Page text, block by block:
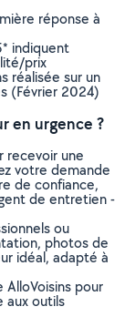
réponse à
indiquent
prix
réalisée sur un
(Février 2024)
en urgence ?
recevoir une
votre demande
de confiance,
de entretien -
ou
photos de
idéal, adapté à
pour
aux outils